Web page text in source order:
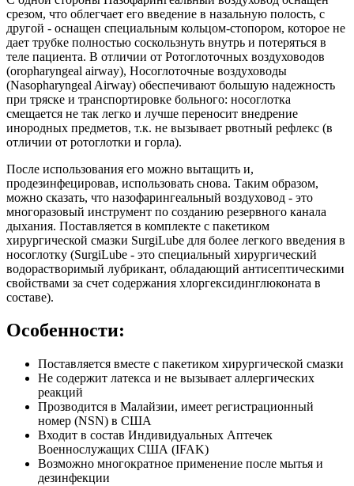
срезом, что облегчает его введение в назальную полость, с
другой - оснащен специальным кольцом-стопором, которое не
дает трубке полностью соскользнуть внутрь и потеряться в
теле пациента. В отличии от Ротоглоточных воздуховодов
(oropharyngeal airway), Носоглоточные воздуховоды
(Nasopharyngeal Airway) обеспечивают большую надежность
при тряске и транспортировке больного: носоглотка
смещается не так легко и лучше переносит внедрение
инородных предметов, т.к. не вызывает рвотный рефлекс (в
отличии от ротоглотки и горла).
После использования его можно вытащить и,
продезинфецировав, использовать снова. Таким образом,
можно сказать, что назофарингеальный воздуховод - это
многоразовый инструмент по созданию резервного канала
дыхания. Поставляется в комплекте с пакетиком
хирургической смазки SurgiLube для более легкого введения в
носоглотку (SurgiLube - это специальный хирургический
водорастворимый лубрикант, обладающий антисептическими
свойствами за счет содержания хлоргексидинглюконата в
составе).
Особенности:
Поставляется вместе с пакетиком хирургической смазки
Не содержит латекса и не вызывает аллергических
реакций
Прозводится в Малайзии, имеет регистрационный
номер (NSN) в США
Входит в состав Индивидуальных Аптечек
Военнослужащих США (IFAK)
Возможно многократное применение после мытья и
дезинфекции